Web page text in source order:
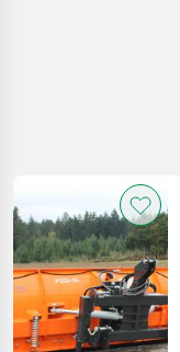
Kategória 4
AKTUÁLIS
ÚTVONAL
Mezőgazdasági
gépek/eszközök
Visszaállítás